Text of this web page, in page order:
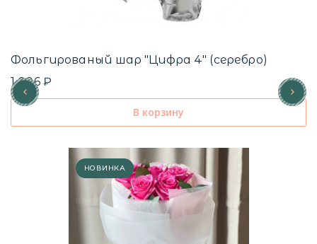
Фольгированый шар "Цифра 4" (серебро)
1 006 ₽
В корзину
НОВИНКА